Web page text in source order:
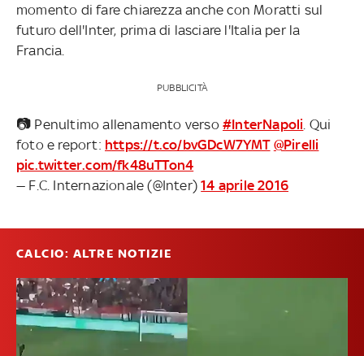
momento di fare chiarezza anche con Moratti sul
futuro dell'Inter, prima di lasciare l'Italia per la
Francia.
PUBBLICITÀ
📷 Penultimo allenamento verso #InterNapoli . Qui
foto e report: https://t.co/bvGDcW7YMT @Pirelli
pic.twitter.com/fk48uTTon4
— F.C. Internazionale (@Inter)14 aprile 2016
CALCIO: ALTRE NOTIZIE